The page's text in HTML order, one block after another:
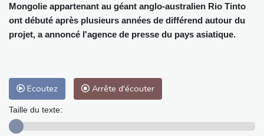
Mongolie appartenant au géant anglo-australien Rio Tinto
ont débuté après plusieurs années de différend autour du
projet, a annoncé l'agence de presse du pays asiatique.
Ecoutez Arrête d'écouter
Taille du texte: